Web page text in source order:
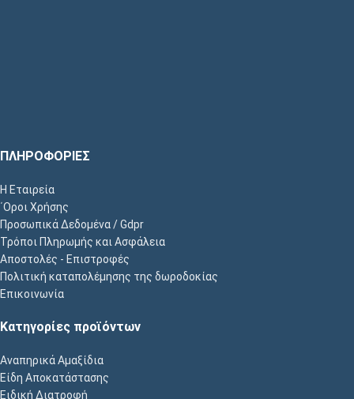
ΠΛΗΡΟΦΟΡΙΕΣ
Η Εταιρεία
΄Οροι Χρήσης
Προσωπικά Δεδομένα / Gdpr
Τρόποι Πληρωμής και Ασφάλεια
Αποστολές - Επιστροφές
Πολιτική καταπολέμησης της δωροδοκίας
Επικοινωνία
Κατηγορίες προϊόντων
Αναπηρικά Αμαξίδια
Είδη Αποκατάστασης
Ειδική Διατροφή